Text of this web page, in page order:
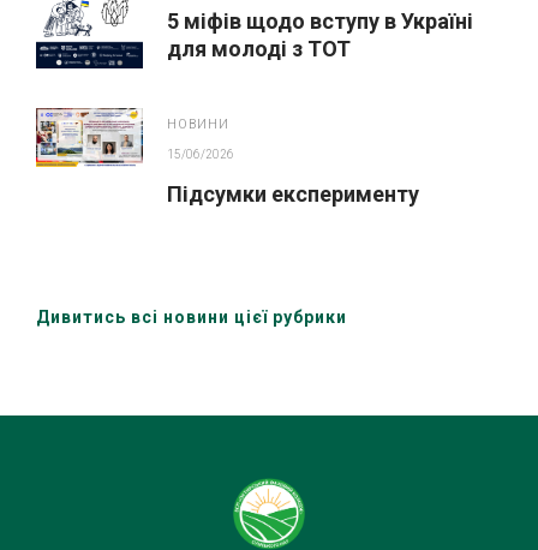
5 міфів щодо вступу в Україні
для молоді з ТОТ
НОВИНИ
15/06/2026
Підсумки експерименту
Дивитись всі новини цієї рубрики